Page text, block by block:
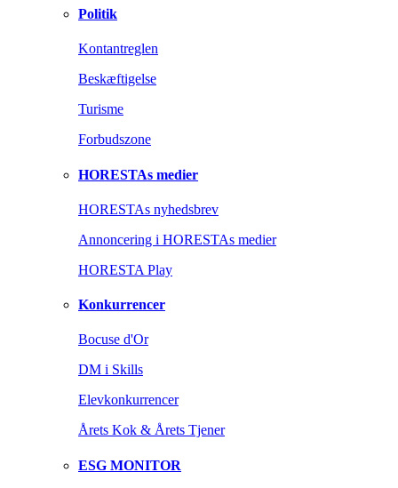
Politik
Kontantreglen
Beskæftigelse
Turisme
Forbudszone
HORESTAs medier
HORESTAs nyhedsbrev
Annoncering i HORESTAs medier
HORESTA Play
Konkurrencer
Bocuse d'Or
DM i Skills
Elevkonkurrencer
Årets Kok & Årets Tjener
ESG MONITOR